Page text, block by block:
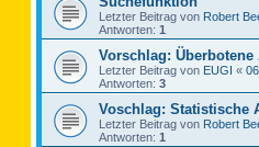
Letzter Beitrag von Robert
Antworten: 1
Vorschlag:
Letzter Beitrag von EUGI «
Antworten: 3
Voschlag: Statistische
Letzter Beitrag von Robert
Antworten: 1